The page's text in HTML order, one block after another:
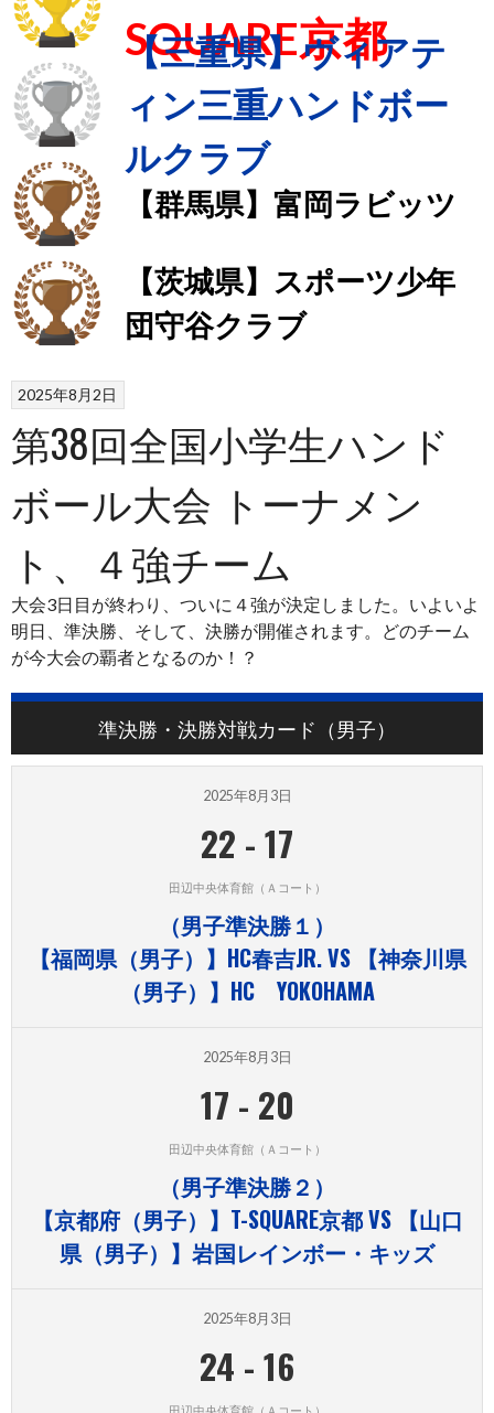
SQUARE京都
【三重県】ヴィアテ
ィン三重ハンドボー
ルクラブ
【群馬県】富岡ラビッツ
【茨城県】スポーツ少年
団守谷クラブ
2025年8月2日
第38回全国小学生ハンド
ボール大会 トーナメン
ト、４強チーム
大会3日目が終わり、ついに４強が決定しました。いよいよ
明日、準決勝、そして、決勝が開催されます。どのチーム
が今大会の覇者となるのか！？
準決勝・決勝対戦カード（男子）
2025年8月3日
22 -17
田辺中央体育館（Ａコート）
（男子準決勝１）
【福岡県（男子）】HC春吉JR. VS 【神奈川県
（男子）】HC YOKOHAMA
2025年8月3日
17 - 20
田辺中央体育館（Ａコート）
（男子準決勝２）
【京都府（男子）】T-SQUARE京都 VS 【山口
県（男子）】岩国レインボー・キッズ
2025年8月3日
24 -16